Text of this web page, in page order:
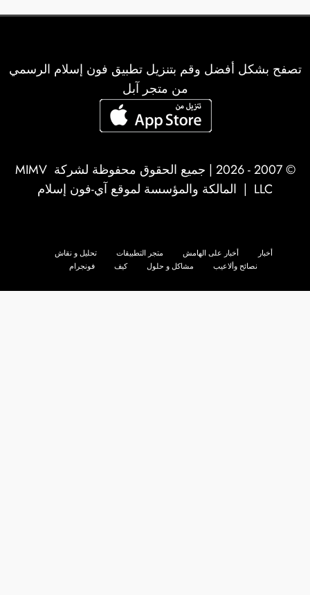
تصفح بشكل أفضل وقم بتنزيل تطبيق فون إسلام الرسمي
من متجر آبل
© 2007 - 2026 | جميع الحقوق محفوظة لشركة
MIMV
LLC | المالكة والمؤسسة لموقع آي-فون إسلام
أخبار أخبار على الهامش متجر التطبيقات
تحليل و نقاش
نصائح وألاعيب
مشاكل و حلول كيف فونجرام